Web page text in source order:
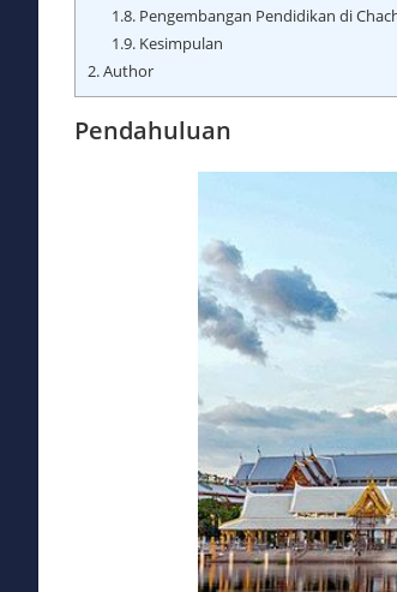
1.8.Pengembangan Pendidikan di
1.9.Kesimpulan
2.Author
Pendahuluan